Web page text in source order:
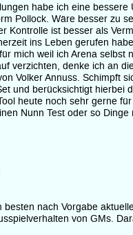
habe ich eine
Pollock. Wäre besser zu
Kontrolle ist besser als
ins Leben gerufen
mich weil ich Arena
verzichten, denke ich an
Volker Annuss. Schimpft
und berücksichtigt
heute noch sehr gerne
Nunn Test oder so
nach Vorgabe
von GMs.